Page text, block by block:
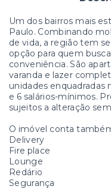
Um dos bairros mais
Paulo. Combinando
de vida, a região tem
opção para quem
conveniência. São
varanda e lazer
unidades enquadradas
e 6 salários-mínimos.
sujeitos a alteração
O imóvel conta
Delivery
Fire place
Lounge
Redário
Segurança